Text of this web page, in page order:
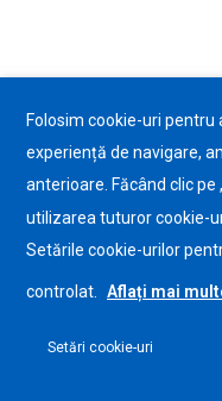
Folosim cookie-uri
experiență de navigare,
anterioare. Făcând clic
utilizarea tuturor cookie-
Setările cookie-urilor
controlat. Aflați mai
Setări cookie-uri